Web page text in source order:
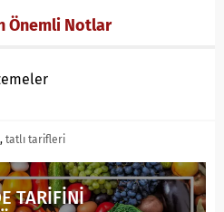
Önemli Notlar
, tatlı tarifleri
TARİFİNİ